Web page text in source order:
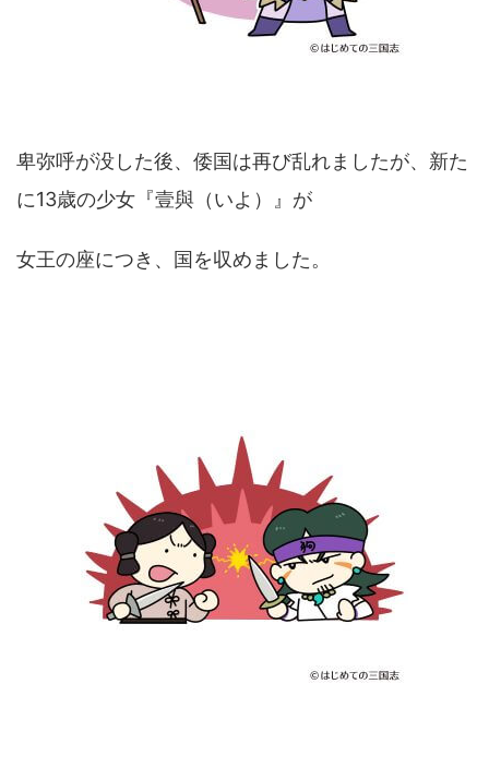
卑弥呼が没した後、倭国は再び乱れましたが、新た
に13歳の少女『壹與（いよ）』が
女王の座につき、国を収めました。